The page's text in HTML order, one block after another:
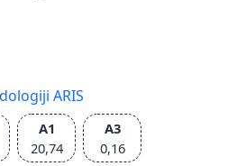
ARIS
A1
20,74
A3
0,16